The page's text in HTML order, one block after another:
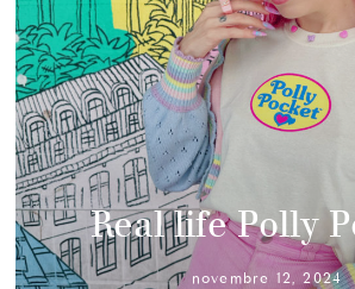
Real life Polly
novembre 12, 2024